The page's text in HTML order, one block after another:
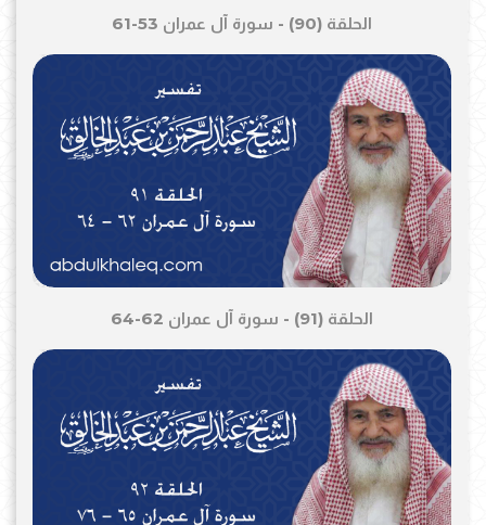
الحلقة (90) - سورة آل عمران 53-61
الحلقة (91) - سورة آل عمران 62-64